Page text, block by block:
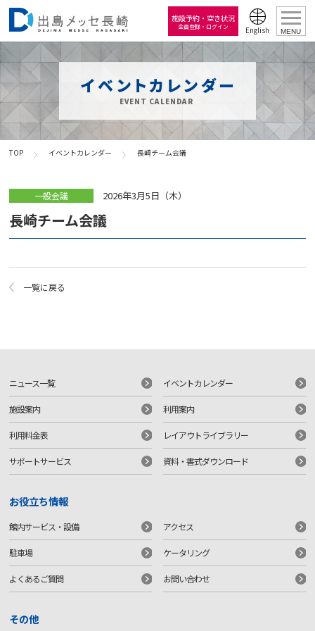
施設予約・空き状況
会員登録・ログイン English MENU
イベントカレンダー
EVENT CALENDAR
TOP イベントカレンダー 長崎チーム会議
一般会議 2026年3月5日（木）
長崎チーム会議
一覧に戻る
ニュース一覧 イベントカレンダー
施設案内 利用案内
利用料金表 レイアウトライブラリー
サポートサービス 資料・書式ダウンロード
お役立ち情報
館内サービス・設備 アクセス
駐車場 ケータリング
よくあるご質問 お問い合わせ
その他